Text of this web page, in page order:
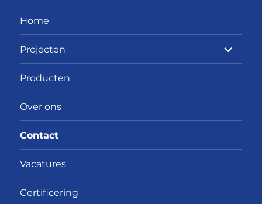
Home
Projecten
Producten
Over ons
Contact
Vacatures
Certificering